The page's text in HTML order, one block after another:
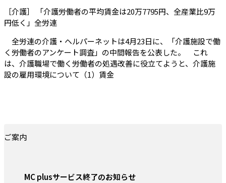
［介護］ 「介護労働者の平均賃金は20万7795円、全産業比9万
円低く」全労連（会員限定記事）
全労連の介護・ヘルパーネットは4月23日に、「介護施設で働
く労働者のアンケート調査」の中間報告を公表した。 これ
は、介護職場で働く労働者の処遇改善に役立てようと、介護施
設の雇用環境について（1）賃金
ご案内
MC plusサービス終了のお知らせ